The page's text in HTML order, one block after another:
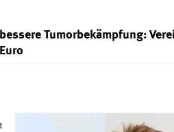
Tumorbekämpfung: